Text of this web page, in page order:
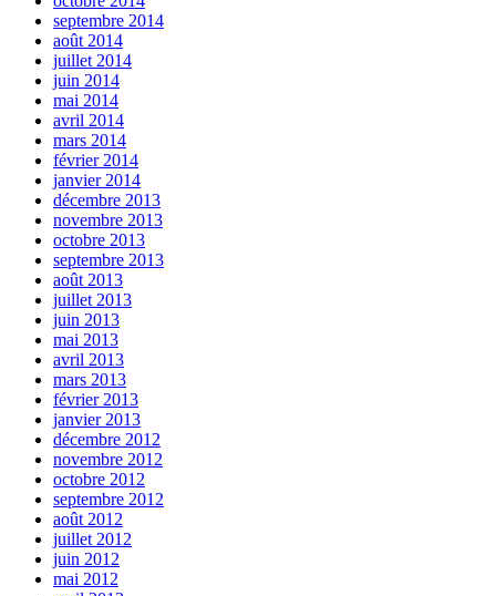
septembre 2014
août 2014
juillet 2014
juin 2014
mai 2014
avril 2014
mars 2014
février 2014
janvier 2014
décembre 2013
novembre 2013
octobre 2013
septembre 2013
août 2013
juillet 2013
juin 2013
mai 2013
avril 2013
mars 2013
février 2013
janvier 2013
décembre 2012
novembre 2012
octobre 2012
septembre 2012
août 2012
juillet 2012
juin 2012
mai 2012